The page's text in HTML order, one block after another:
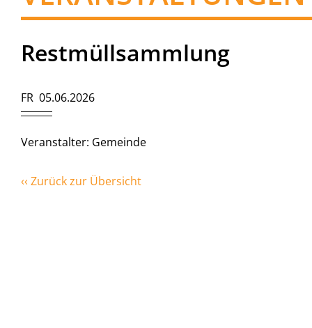
Restmüllsammlung
FR 05.06.2026
Veranstalter: Gemeinde
‹‹ Zurück zur Übersicht